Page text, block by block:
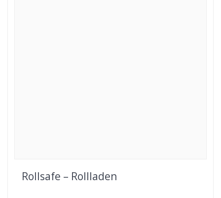
Rollsafe – Rollladen